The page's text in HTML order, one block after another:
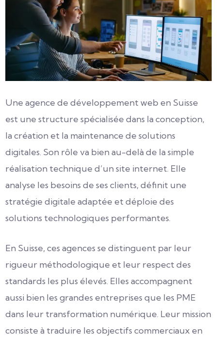
Une agence de développement web en Suisse
est une structure spécialisée dans la conception,
la création et la maintenance de solutions
digitales. Son rôle va bien au-delà de la simple
réalisation technique d’un site internet. Elle
analyse les besoins de ses clients, définit une
stratégie digitale adaptée et déploie des
solutions technologiques performantes.
En Suisse, ces agences se distinguent par leur
rigueur méthodologique et leur respect des
standards les plus élevés. Elles accompagnent
aussi bien les grandes entreprises que les PME
dans leur transformation numérique. Leur mission
consiste à traduire les objectifs commerciaux en